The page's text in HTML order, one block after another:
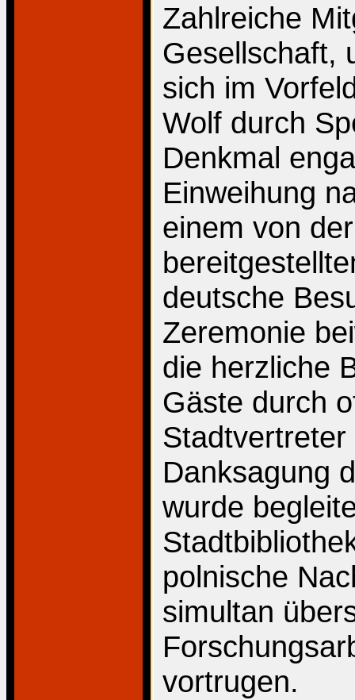
Zahlreiche
Gesellschaft,
sich im
Wolf durch
Denkmal
Einweihung
einem von
deutsche
Zeremonie
die herzliche
Gäste durch
Danksagung
wurde
polnische
simultan
vortrugen.